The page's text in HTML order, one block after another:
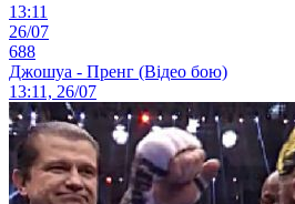
13:11
26/07
688
Джошуа - Пренг (Відео бою)
13:11, 26/07